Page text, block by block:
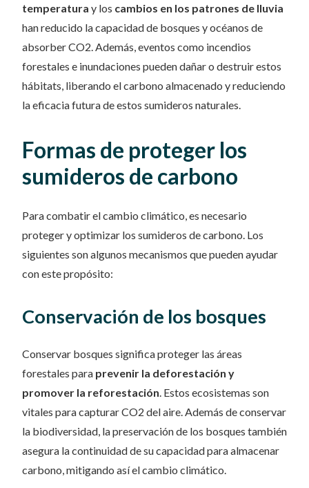
temperatura y los cambios en los patrones de lluvia
han reducido la capacidad de bosques y océanos de
absorber CO2. Además, eventos como incendios
forestales e inundaciones pueden dañar o destruir estos
hábitats, liberando el carbono almacenado y reduciendo
la eficacia futura de estos sumideros naturales.
Formas de proteger los
sumideros de carbono
Para combatir el cambio climático, es necesario
proteger y optimizar los sumideros de carbono. Los
siguientes son algunos mecanismos que pueden ayudar
con este propósito:
Conservación de los bosques
Conservar bosques significa proteger las áreas
forestales para prevenir la deforestación y
promover la reforestación . Estos ecosistemas son
vitales para capturar CO2 del aire. Además de conservar
la biodiversidad, la preservación de los bosques también
asegura la continuidad de su capacidad para almacenar
carbono, mitigando así el cambio climático.